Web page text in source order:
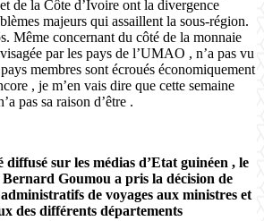
de la Côte d’Ivoire ont la divergence
majeurs qui assaillent la sous-région.
Même concernant du côté de la monnaie
par les pays de l’UMAO , n’a pas vu
membres sont écroués économiquement
, je m’en vais dire que cette semaine
pas sa raison d’être .
sur les médias d’Etat guinéen , le
Goumou a pris la décision de
de voyages aux ministres et
des différents départements